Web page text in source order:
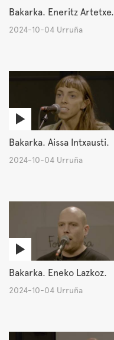
Bakarka. Eneritz Artetxe.
2024-10-04 Urruña
Bakarka. Aissa Intxausti.
2024-10-04 Urruña
Bakarka. Eneko Lazkoz.
2024-10-04 Urruña